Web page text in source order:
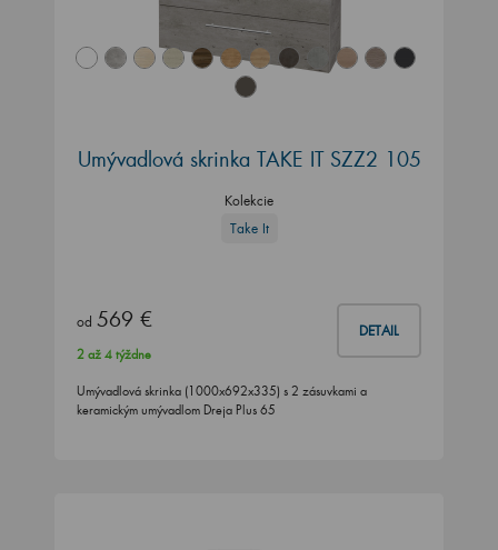
Umývadlová skrinka TAKE IT SZZ2 105
Kolekcie
Take It
od 569 € DETAIL
2 až 4 týždne
Umývadlová skrinka (1000x692x335) s 2 zásuvkami a
keramickým umývadlom Dreja Plus 65